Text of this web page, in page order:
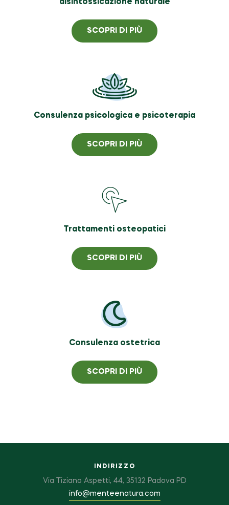
disintossicazione naturale
SCOPRI DI PIÙ
Consulenza psicologica e psicoterapia
SCOPRI DI PIÙ
Trattamenti osteopatici
SCOPRI DI PIÙ
Consulenza ostetrica
SCOPRI DI PIÙ
INDIRIZZO
Via Tiziano Aspetti, 44, 35132 Padova PD
info@menteenatura.com